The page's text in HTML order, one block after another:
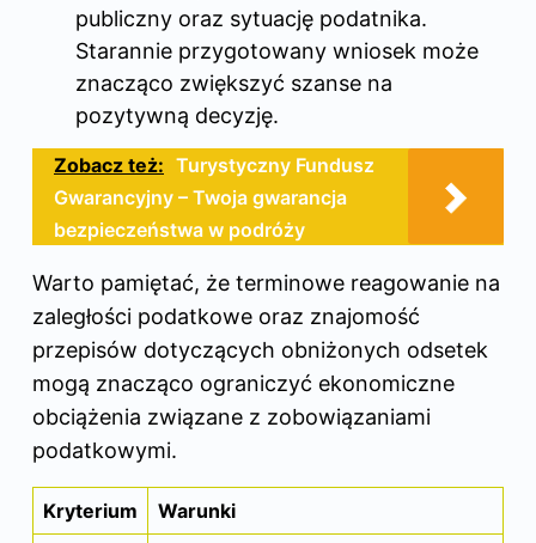
publiczny oraz sytuację podatnika.
Starannie przygotowany wniosek może
znacząco zwiększyć szanse na
pozytywną decyzję.
Zobacz też: Turystyczny Fundusz
Gwarancyjny – Twoja gwarancja
bezpieczeństwa w podróży
Warto pamiętać, że terminowe reagowanie na
zaległości podatkowe oraz znajomość
przepisów dotyczących obniżonych odsetek
mogą znacząco ograniczyć ekonomiczne
obciążenia związane z zobowiązaniami
podatkowymi.
Kryterium
Warunki